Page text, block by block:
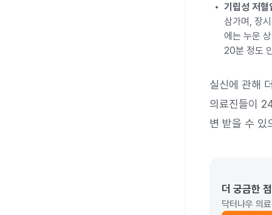
기립성 저
삼가며, 장
에는 누운
20분 정도
실신에 관해
의료진들이
변 받을 수 있
더 궁금한
닥터나우 의